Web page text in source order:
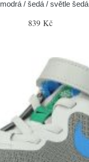
modrá / šedá / světle šedá
839 Kč